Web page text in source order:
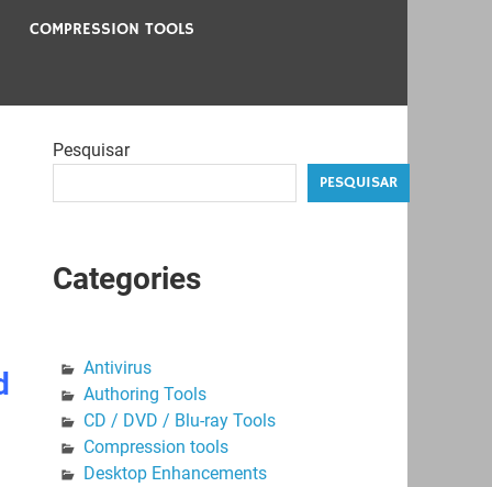
COMPRESSION TOOLS
Pesquisar
PESQUISAR
Categories
Antivirus
Authoring Tools
CD / DVD / Blu-ray Tools
Compression tools
Desktop Enhancements